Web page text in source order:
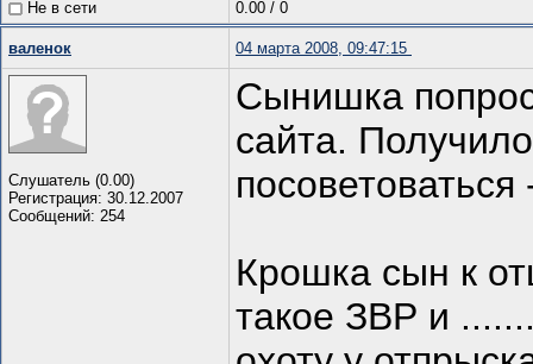
Не в сети 0.00 / 0
валенок 04 марта 2008, 09:47:15
Слушатель (0.00)
Регистрация: 30.12.2007
Сообщений: 254
Сынишка
сайта.
Крошка сын к
такое ЗВР и